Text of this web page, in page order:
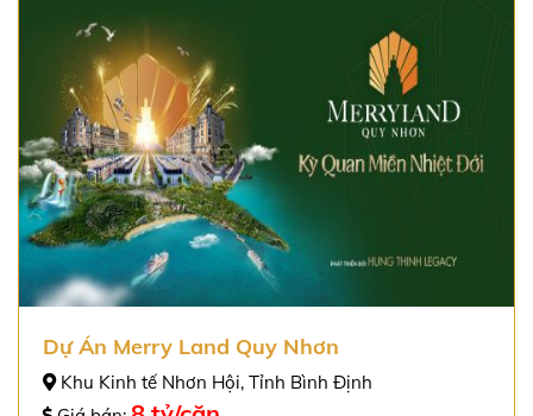
Dự Án Merry Land Quy Nhơn
Khu Kinh tế Nhơn Hội, Tỉnh Bình Định